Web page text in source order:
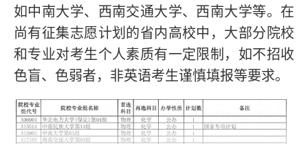
如中南大学、西南交通大学、西南大学等。在
尚有征集志愿计划的省内高校中，大部分院校
和专业对考生个人素质有一定限制，如不招收
色盲、色弱者，非英语考生谨慎填报等要求。